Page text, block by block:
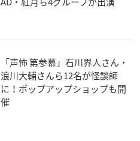
「声怖 第参幕」石川界人さん・
浪川大輔さんら12名が怪談師
に！ポップアップショップも開
催